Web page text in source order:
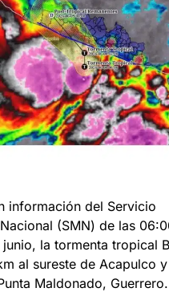
información del Servicio
(SMN) de las
la tormenta tropical
al sureste de Acapulco
Maldonado, Guerrero.